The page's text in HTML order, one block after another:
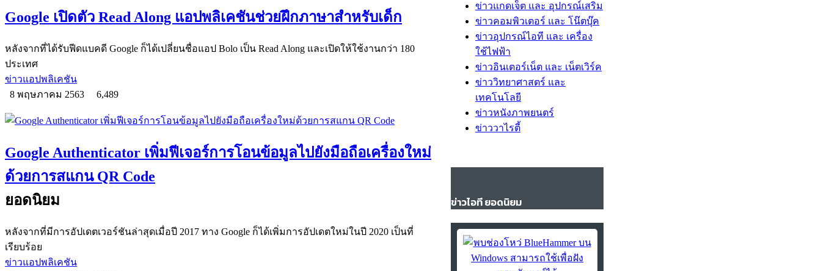
Google เปิดตัว Read Along แอปพลิเคชันช่วยฝึกภาษาสำหรับเด็ก
หลังจากที่ได้รับฟีดแบคดี Google ก็ได้เปลี่ยนชื่อแอป Bolo เป็น Read Along และเปิดให้ใช้งานกว่า 180
ประเทศ
ข่าวแอปพลิเคชัน
8 พฤษภาคม 2563
6,489
Google Authenticator เพิ่มฟีเจอร์การโอนข้อมูลไปยังมือถือเครื่องใหม่
ด้วยการสแกน QR Code
ยอดนิยม
หลังจากที่มีการอัปเดตเวอร์ชันล่าสุดเมื่อปี 2017 ทาง Google ก็ได้เพิ่มการอัปเดตใหม่ในปี 2020 เป็นที่
เรียบร้อย
ข่าวแอปพลิเคชัน
ข่าวแกดเจ็ต และ อุปกรณ์เสริม
ข่าวคอมพิวเตอร์ และ โน๊ตบุ๊ค
ข่าวอุปกรณ์ไอที และ เครื่อง
ใช้ไฟฟ้า
ข่าวอินเตอร์เน็ต และ เน็ตเวิร์ค
ข่าววิทยาศาสตร์ และ
เทคโนโลยี
ข่าวหนังภาพยนตร์
ข่าววาไรตี้
ข่าวไอที ยอดนิยม